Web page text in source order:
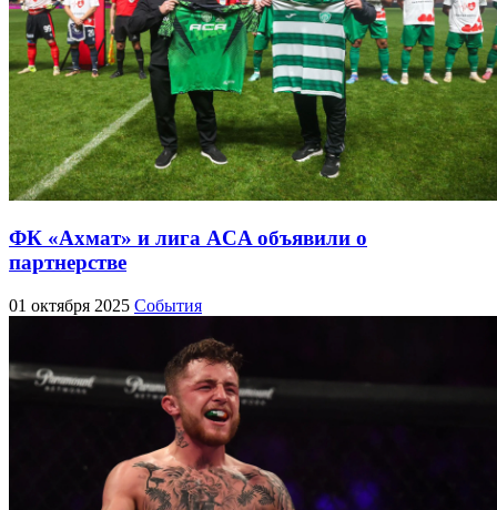
ФК «Ахмат» и лига ACA объявили о
партнерстве
01 октября 2025 События